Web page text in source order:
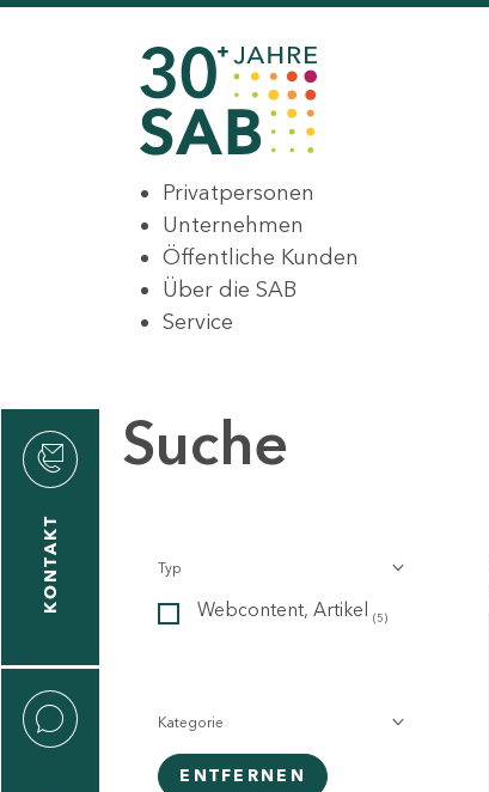
Privatpersonen
Unternehmen
Öffentliche Kunden
Über die SAB
Service
KONTAKT
Suche
Typ
Webcontent, Artikel (5)
Kategorie
ENTFERNEN